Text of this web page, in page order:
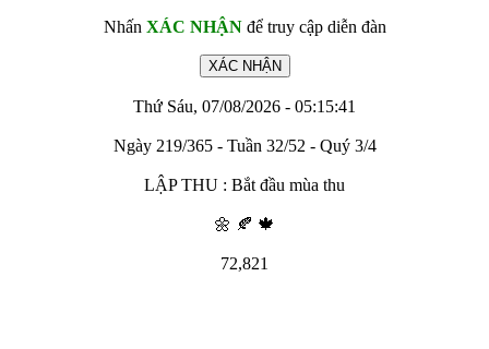
Nhấn XÁC NHẬNđể truy cập diễn đàn
Thứ Sáu, 07/08/2026 - 05:15:41
Ngày 219/365 - Tuần 32/52 - Quý 3/4
LẬP THU : Bắt đầu mùa thu
🌼 🍂 🍁
72,821